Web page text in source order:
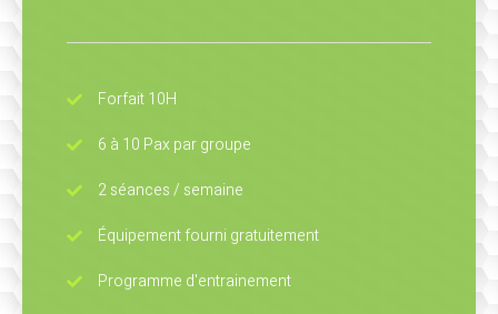
Forfait 10H
6 à 10 Pax par groupe
2 séances / semaine
Équipement fourni gratuitement
Programme d'entrainement